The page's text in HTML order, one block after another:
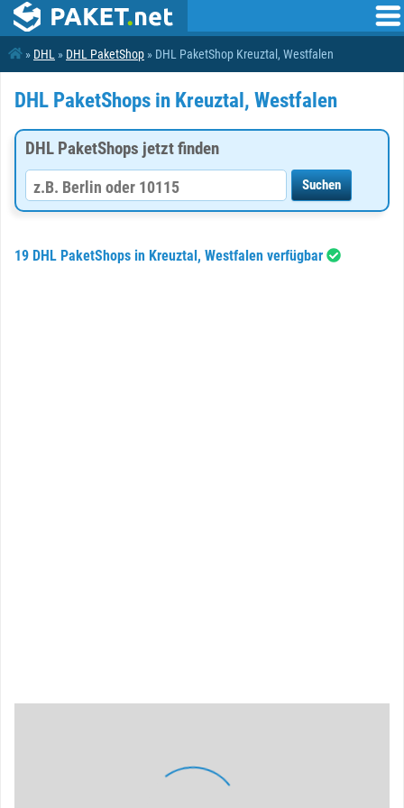
» DHL » DHL PaketShop » DHL PaketShop Kreuztal, Westfalen
DHL PaketShops in Kreuztal, Westfalen
DHL PaketShops jetzt finden
19 DHL PaketShops in Kreuztal, Westfalen verfügbar